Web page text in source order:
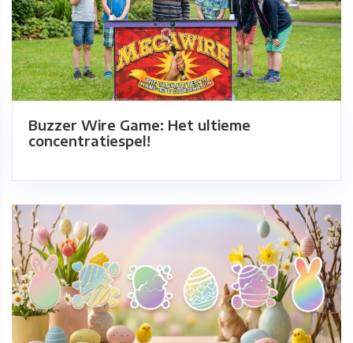
Buzzer Wire Game: Het ultieme
concentratiespel!